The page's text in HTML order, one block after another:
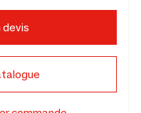
devis